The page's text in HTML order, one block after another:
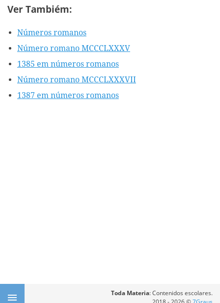
Ver Tambiém:
Números romanos
Número romano MCCCLXXXV
1385 em números romanos
Número romano MCCCLXXXVII
1387 em números romanos
Toda Materia: Contenidos escolares.